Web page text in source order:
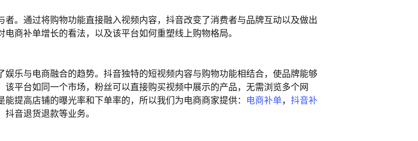
。通过将购物功能直接融入视频内容，抖音改变了消费者与品牌互动以及做出
商补单增长的看法，以及该平台如何重塑线上购物格局。
娱乐与电商融合的趋势。抖音独特的短视频内容与购物功能相结合，使品牌能够
平台如同一个市场，粉丝可以直接购买视频中展示的产品，无需浏览多个网
提高店铺的曝光率和下单率的，所以我们为电商商家提供： 电商补单， 抖音补
抖音退货退款等业务。